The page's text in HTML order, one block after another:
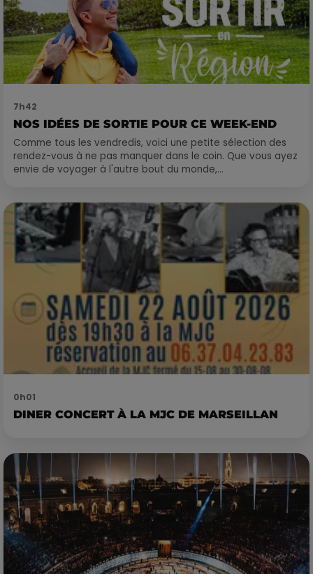
7h42
NOS IDÉES DE SORTIE POUR CE WEEK-END
Comme tous les vendredis, voici une petite sélection des
rendez-vous à ne pas manquer dans le coin. Que vous ayez
envie de voyager à l'autre bout du monde,...
0h01
DINER CONCERT À LA MJC DE MARSEILLAN